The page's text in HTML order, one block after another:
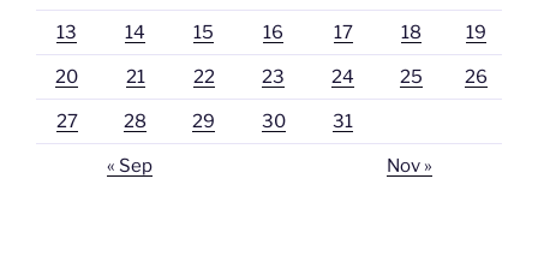
13 14 15 16 17 18 19
20 21 22 23 24 25 26
27 28 29 30 31
« Sep Nov »